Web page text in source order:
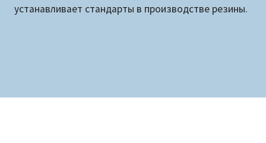
устанавливает стандарты в производстве резины.